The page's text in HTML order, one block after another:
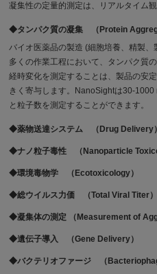
凝集性の定量的測定は、リアルタイム
◆タンパク質の凝集 （Protein
バイオ医薬品の製造 (細胞培養、精製
多くの作業工程において、タンパク質
経時変化を測定することは、製品の安
きく寄与します。NanoSightは30-
と粒子数を測定することができます。
◆薬物送達システム （Drug Delivery）
◆ナノ粒子毒性 （Nanoparticle
◆環境毒物学 （Ecotoxicology）
◆総ウイルス力価 （Total Viral Titer）
◆凝集体の測定 （Measurement of
◆遺伝子導入 （Gene Delivery）
◆バクテリオファージ （